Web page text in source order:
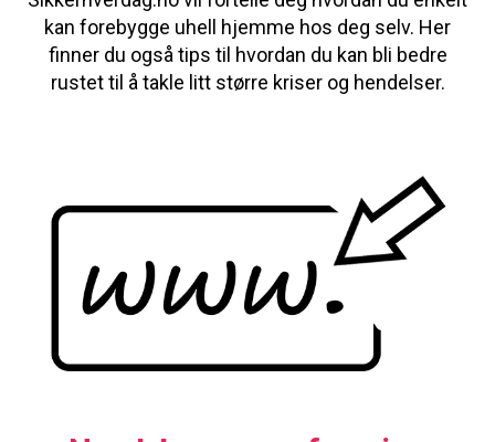
kan forebygge uhell hjemme hos deg selv. Her
finner du også tips til hvordan du kan bli bedre
rustet til å takle litt større kriser og hendelser.